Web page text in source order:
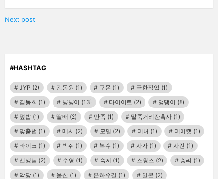
Next post
#HASHTAG
JYP (2) 강동원 (1) 구몬 (1) 극한직업 (1)
김동희 (1) 냥냥이 (13) 다이어트 (2) 댕댕이 (8)
덮밥 (1) 딸배 (2) 만족 (1) 말죽거리잔혹사 (1)
맞춤법 (1) 메시 (2) 모델 (2) 미녀 (1) 미어캣 (1)
바이크 (1) 박쥐 (1) 복수 (1) 사자 (1) 사진 (1)
선생님 (2) 수영 (1) 숙제 (1) 스윙스 (2) 승리 (1)
악당 (1) 울산 (1) 은하수길 (1) 일본 (2)